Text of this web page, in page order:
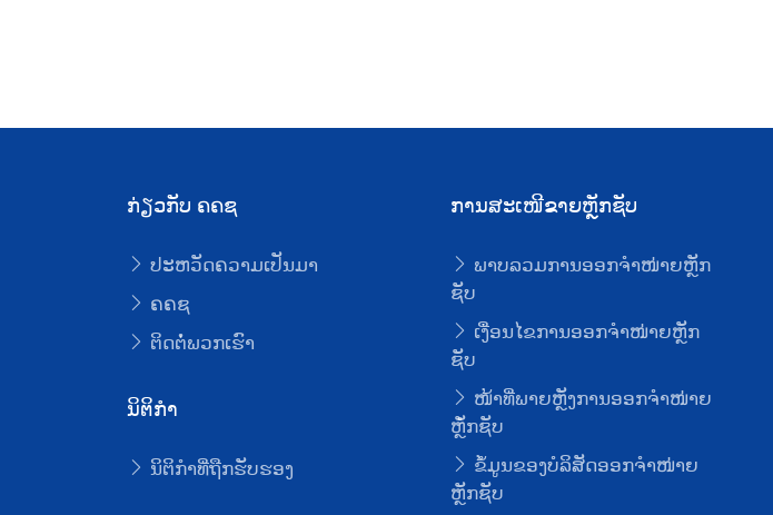
ກ່ຽວກັບ ຄຄຊ
ປະຫວັດຄວາມເປັນມາ
ຄຄຊ
ຕິດຕໍ່ພວກເຮົາ
ນິຕິກໍາ
ນິຕິກໍາທີ່ຖືກຮັບຮອງ
ການສະເໜີຂາຍຫຼັກຊັບ
ພາບລວມການອອກຈໍາໜ່າຍຫຼັກ
ຊັບ
ເງື່ອນໄຂການອອກຈໍາໜ່າຍຫຼັກ
ຊັບ
ໜ້າທີ່ພາຍຫຼັງການອອກຈໍາໜ່າຍ
ຫຼັໍກຊັບ
ຂໍ້ມູນຂອງບໍລິສັດອອກຈໍາໜ່າຍ
ຫຼັກຊັບ